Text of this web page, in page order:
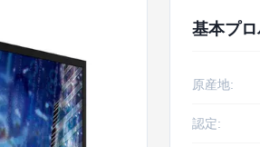
基本プ
原産地:
認定: